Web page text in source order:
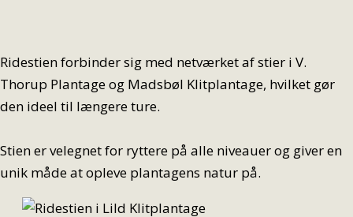
Ridestien forbinder sig med netværket af stier i V.
Thorup Plantage og Madsbøl Klitplantage, hvilket gør
den ideel til længere ture.
Stien er velegnet for ryttere på alle niveauer og giver en
unik måde at opleve plantagens natur på.